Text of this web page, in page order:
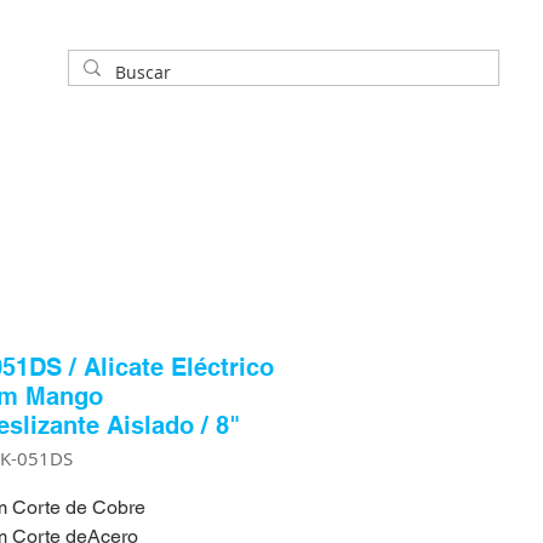
/ Alicate Eléctrico
Mango
Aislado / 8"
051DS
Corte de Cobre
Corte deAcero